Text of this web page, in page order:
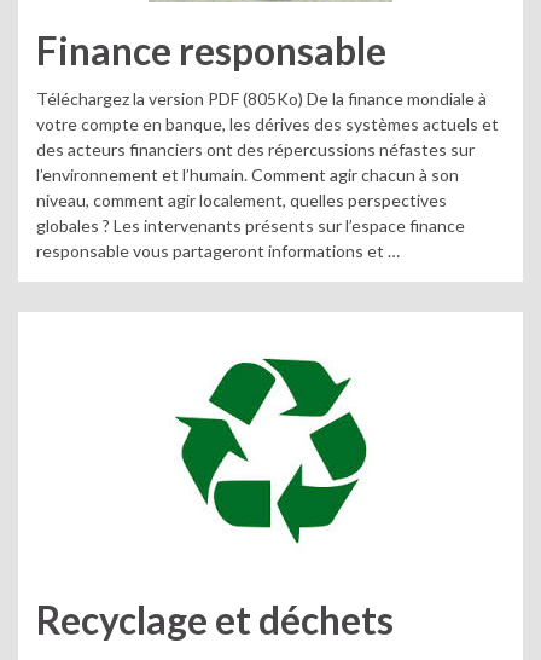
Finance responsable
Téléchargez la version PDF (805Ko) De la finance mondiale à
votre compte en banque, les dérives des systèmes actuels et
des acteurs financiers ont des répercussions néfastes sur
l’environnement et l’humain. Comment agir chacun à son
niveau, comment agir localement, quelles perspectives
globales ? Les intervenants présents sur l’espace finance
responsable vous partageront informations et …
Recyclage et déchets